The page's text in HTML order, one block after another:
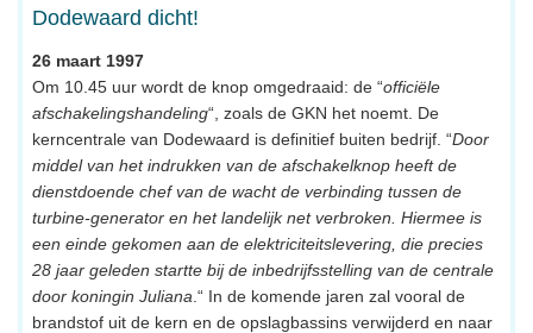
Dodewaard dicht!
26 maart 1997
Om 10.45 uur wordt de knop omgedraaid: de “officiële
afschakelingshandeling“, zoals de GKN het noemt. De
kerncentrale van Dodewaard is definitief buiten bedrijf. “Door
middel van het indrukken van de afschakelknop heeft de
dienstdoende chef van de wacht de verbinding tussen de
turbine-generator en het landelijk net verbroken. Hiermee is
een einde gekomen aan de elektriciteitslevering, die precies
28 jaar geleden startte bij de inbedrijfsstelling van de centrale
door koningin Juliana .“ In de komende jaren zal vooral de
brandstof uit de kern en de opslagbassins verwijderd en naar